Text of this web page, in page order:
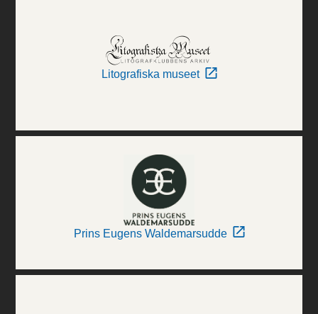
Litografiska museet
Prins Eugens Waldemarsudde